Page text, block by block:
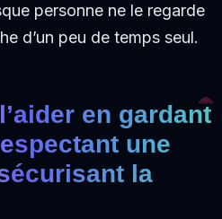
personne ne le regarde
d’un peu de temps seul.
en gardant
une
la